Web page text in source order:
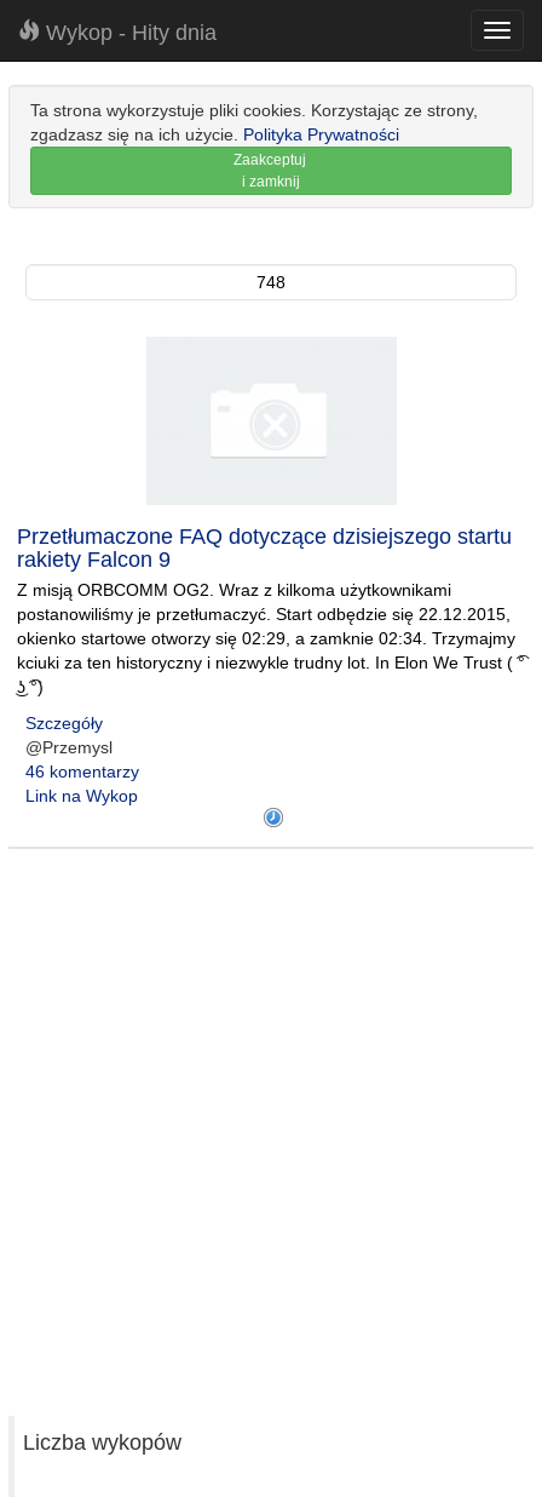
Wykop - Hity dnia
Ta strona wykorzystuje pliki cookies. Korzystając ze strony,
zgadzasz się na ich użycie. Polityka Prywatności
Zaakceptuj
i zamknij
748
Przetłumaczone FAQ dotyczące dzisiejszego startu
rakiety Falcon 9
Z misją ORBCOMM OG2. Wraz z kilkoma użytkownikami
postanowiliśmy je przetłumaczyć. Start odbędzie się 22.12.2015,
okienko startowe otworzy się 02:29, a zamknie 02:34. Trzymajmy
kciuki za ten historyczny i niezwykle trudny lot. In Elon We Trust ( ͡°
͜ʖ ͡°)
Szczegóły
@Przemysl
46 komentarzy
Link na Wykop
Liczba wykopów